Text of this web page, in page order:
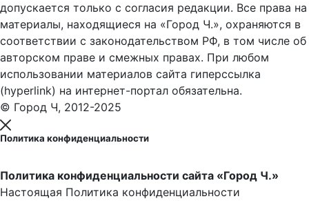
допускается только с согласия редакции. Все права на
материалы, находящиеся на «Город Ч.», охраняются в
соответствии с законодательством РФ, в том числе об
авторском праве и смежных правах. При любом
использовании материалов сайта гиперссылка
(hyperlink) на интернет-портал обязательна.
© Город Ч, 2012-2025
Политика конфиденциальности
Политика конфиденциальности сайта «Город Ч.»
Настоящая Политика конфиденциальности